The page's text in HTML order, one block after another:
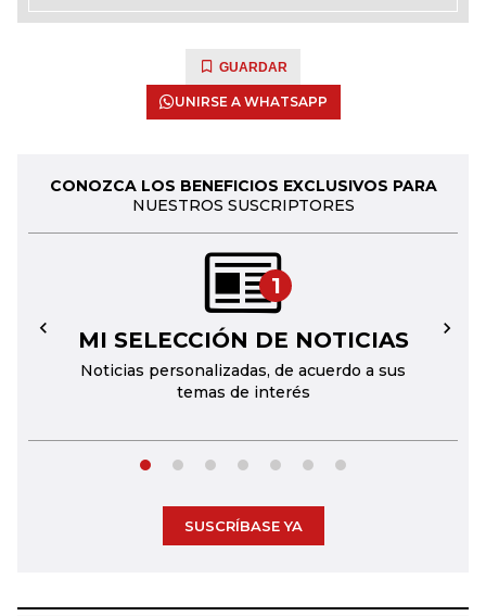
GUARDAR
UNIRSE A WHATSAPP
CONOZCA LOS BENEFICIOS EXCLUSIVOS PARA
NUESTROS SUSCRIPTORES
1
MI SELECCIÓN DE NOTICIAS
Noticias personalizadas, de acuerdo a sus
temas de interés
← →
SUSCRÍBASE YA